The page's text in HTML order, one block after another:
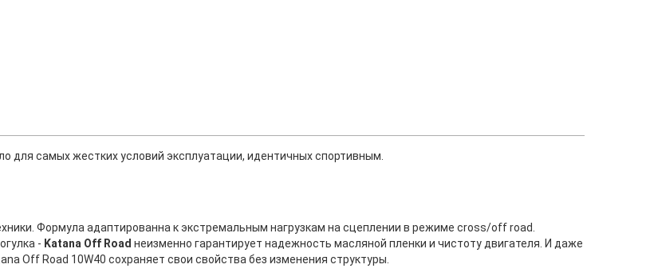
для самых жестких условий эксплуатации, идентичных спортивным.
Формула адаптированна к экстремальным нагрузкам на сцеплении в режиме cross/off road.
- Katana Off Road неизменно гарантирует надежность масляной пленки и чистоту двигателя. И даже
Off Road 10W40 сохраняет свои свойства без изменения структуры.